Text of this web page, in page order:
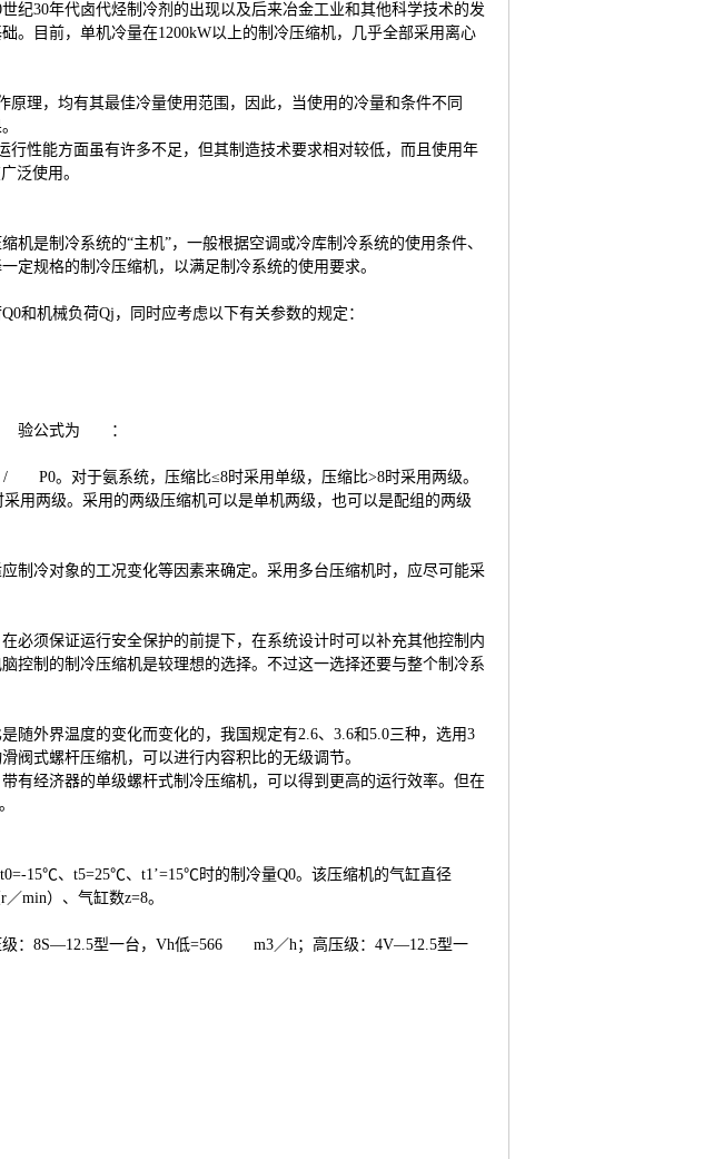
世纪30年代卤代烃制冷剂的出现以及后来冶金工业和其他科学技术的发
。目前，单机冷量在1200kW以上的制冷压缩机，几乎全部采用离心
原理，均有其最佳冷量使用范围，因此，当使用的冷量和条件不同
行性能方面虽有许多不足，但其制造技术要求相对较低，而且使用年
泛使用。
机是制冷系统的“主机”，一般根据空调或冷库制冷系统的使用条件、
定规格的制冷压缩机，以满足制冷系统的使用要求。
Q0和机械负荷Qj ，同时应考虑以下有关参数的规定：
验公式为
：
P0。对于氨系统，压缩比≤8时采用单级，压缩比>8时采用两级。
采用两级。采用的两级压缩机可以是单机两级，也可以是配组的两级
制冷对象的工况变化等因素来确定。采用多台压缩机时，应尽可能采
必须保证运行安全保护的前提下，在系统设计时可以补充其他控制内
控制的制冷压缩机是较理想的选择。不过这一选择还要与整个制冷系
随外界温度的变化而变化的，我国规定有2.6、 3.6和5.0三种，选用3
阀式螺杆压缩机，可以进行内容积比的无级调节。
有经济器的单级螺杆式制冷压缩机，可以得到更高的运行效率。但在
t0=-15℃、 t5=25℃、 t1’=15℃时的制冷量Q0。该压缩机的气缸直径
r／min）、气缸数z=8。
： 8S—12.5型一台， Vh低=566 m3／h；高压级： 4V—12.5型一